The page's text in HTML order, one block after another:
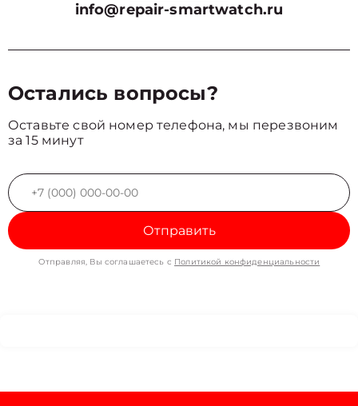
info@repair-smartwatch.ru
Остались вопросы?
Оставьте свой номер телефона, мы перезвоним
за 15 минут
Отправить
Отправляя, Вы соглашаетесь с Политикой конфиденциальности